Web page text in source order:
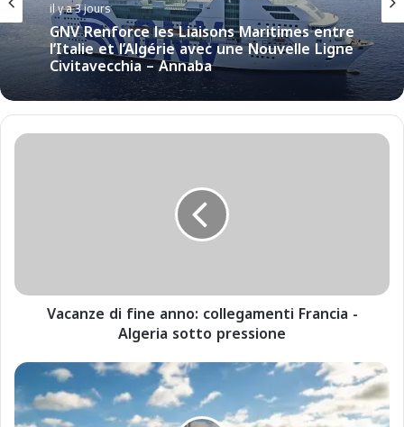
il y a 3 jours
GNV Renforce les Liaisons Maritimes entre
l’Italie et l’Algérie avec une Nouvelle Ligne
Civitavecchia – Annaba
V
i
e
a
n
Vacanze di fine anno: collegamenti Francia -
Algeria sotto pressione
A
r
r